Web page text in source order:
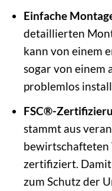
Einfache
detaillierten
kann von einem
sogar von
problemlos
FSC®-
stammt aus
bewirtschafteten
zertifiziert.
zum Schutz der